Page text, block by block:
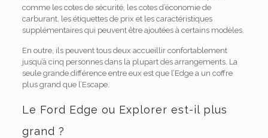
comme les cotes de sécurité, les cotes d’économie de
carburant, les étiquettes de prix et les caractéristiques
supplémentaires qui peuvent être ajoutées à certains modèles.
En outre, ils peuvent tous deux accueillir confortablement
jusqu’à cinq personnes dans la plupart des arrangements. La
seule grande différence entre eux est que l’Edge a un coffre
plus grand que l’Escape.
Le Ford Edge ou Explorer est-il plus
grand ?